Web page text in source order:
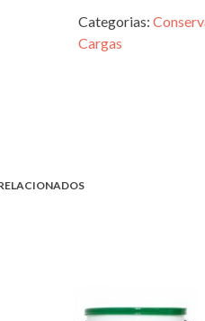
Categorias:
Cargas